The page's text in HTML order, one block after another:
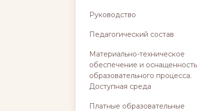
Руководство
Педагогический состав
Материально-техническое
обеспечение и оснащенность
образовательного процесса.
Доступная среда
Платные образовательные